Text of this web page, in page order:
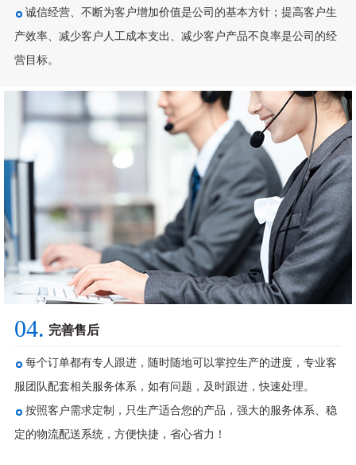
诚信经营、不断为客户增加价值是公司的基本方针；提高客户生
产效率、减少客户人工成本支出、减少客户产品不良率是公司的经
营目标。
04. 完善售后
每个订单都有专人跟进，随时随地可以掌控生产的进度，专业客
服团队配套相关服务体系，如有问题，及时跟进，快速处理。
按照客户需求定制，只生产适合您的产品，强大的服务体系、稳
定的物流配送系统，方便快捷，省心省力！